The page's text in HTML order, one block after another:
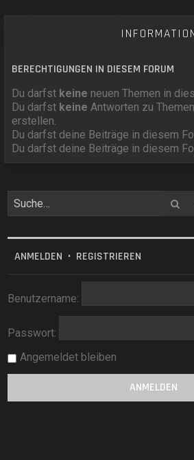
BERECHTIGUNGEN IN DIESEM FORUM
Du darfst keine neuen Themen in
Du darfst keine Antworten zu
erstellen.
Du darfst deine Beiträge in diesem
Du darfst deine Beiträge in diesem
ANMELDEN • REGISTRIEREN
Benutzername:
Passwort:
Angemeldet bleiben